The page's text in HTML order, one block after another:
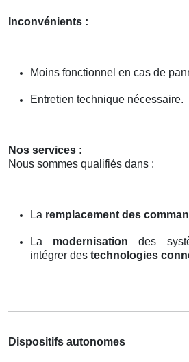
Inconvénients :
Moins fonctionnel en cas de
Entretien technique nécessaire.
Nos services :
Nous sommes qualifiés dans :
La remplacement des
La modernisation des
intégrer des technologies
Dispositifs autonomes